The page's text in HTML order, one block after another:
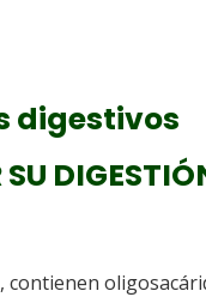
digestivos
, contienen